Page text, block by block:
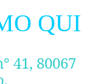
QUI
41, 80067